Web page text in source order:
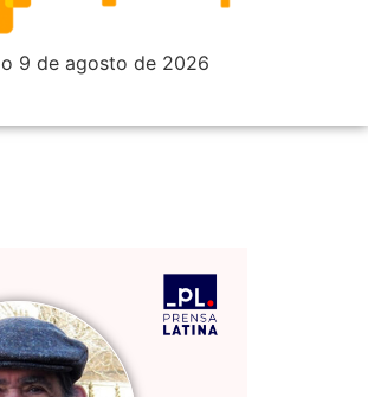
9 de agosto de 2026